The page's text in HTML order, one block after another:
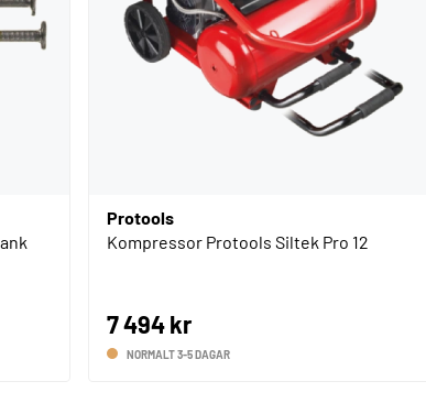
Protools
Kompressor Protools Siltek Pro 12
7 494 kr
NORMALT 3-5 DAGAR